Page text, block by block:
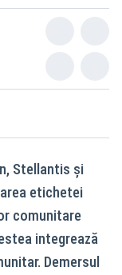
Stellantis și
etichetei
comunitare
integrează
Demersul